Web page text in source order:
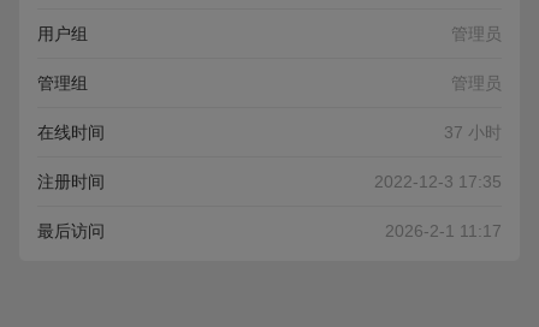
用户组 管理员
管理组 管理员
在线时间 37 小时
注册时间 2022-12-3 17:35
最后访问 2026-2-1 11:17